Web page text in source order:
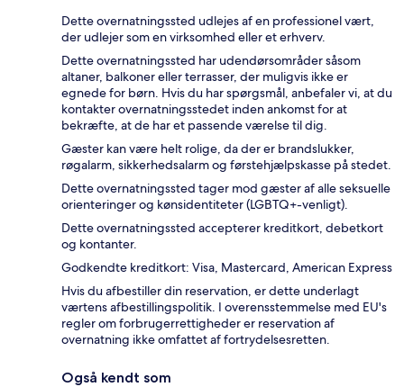
Dette overnatningssted udlejes af en professionel vært,
der udlejer som en virksomhed eller et erhverv.
Dette overnatningssted har udendørsområder såsom
altaner, balkoner eller terrasser, der muligvis ikke er
egnede for børn. Hvis du har spørgsmål, anbefaler vi, at du
kontakter overnatningsstedet inden ankomst for at
bekræfte, at de har et passende værelse til dig.
Gæster kan være helt rolige, da der er brandslukker,
røgalarm, sikkerhedsalarm og førstehjælpskasse på stedet.
Dette overnatningssted tager mod gæster af alle seksuelle
orienteringer og kønsidentiteter (LGBTQ+-venligt).
Dette overnatningssted accepterer kreditkort, debetkort
og kontanter.
Godkendte kreditkort: Visa, Mastercard, American Express
Hvis du afbestiller din reservation, er dette underlagt
værtens afbestillingspolitik. I overensstemmelse med EU's
regler om forbrugerrettigheder er reservation af
overnatning ikke omfattet af fortrydelsesretten.
Også kendt som